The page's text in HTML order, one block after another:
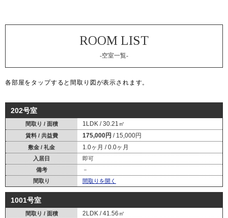
-空室一覧-
各部屋を タップすると間取り図が表示されます。
202号室
間取り / 面積 1LDK 30.21㎡
賃料 / 共益費 175,000円 15,000円
敷金 / 礼金 1.0ヶ月 0.0ヶ月
入居日
即可
備考
－
間取り
間取りを開く
1001号室
間取り / 面積 2LDK 41.56㎡